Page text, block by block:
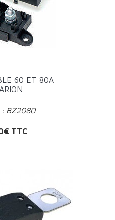
60 ET 80A
: BZ2080
TTC